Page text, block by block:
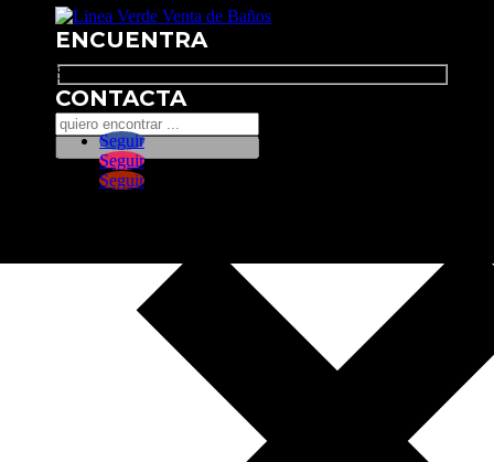
ENCUENTRA
Search
CONTACTA
Seguir
Seguir
Seguir